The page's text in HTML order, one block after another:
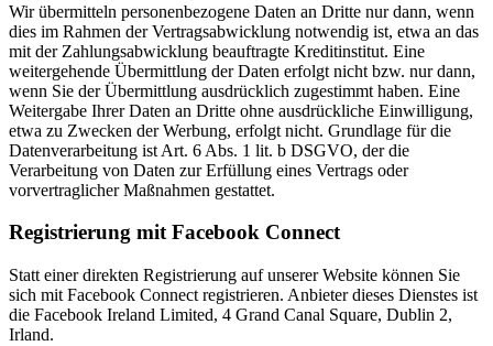
Wir übermitteln personenbezogene Daten an Dritte nur dann, wenn
dies im Rahmen der Vertragsabwicklung notwendig ist, etwa an das
mit der Zahlungsabwicklung beauftragte Kreditinstitut. Eine
weitergehende Übermittlung der Daten erfolgt nicht bzw. nur dann,
wenn Sie der Übermittlung ausdrücklich zugestimmt haben. Eine
Weitergabe Ihrer Daten an Dritte ohne ausdrückliche Einwilligung,
etwa zu Zwecken der Werbung, erfolgt nicht. Grundlage für die
Datenverarbeitung ist Art. 6 Abs. 1 lit. b DSGVO, der die
Verarbeitung von Daten zur Erfüllung eines Vertrags oder
vorvertraglicher Maßnahmen gestattet.
Registrierung mit Facebook Connect
Statt einer direkten Registrierung auf unserer Website können Sie
sich mit Facebook Connect registrieren. Anbieter dieses Dienstes ist
die Facebook Ireland Limited, 4 Grand Canal Square, Dublin 2,
Irland.